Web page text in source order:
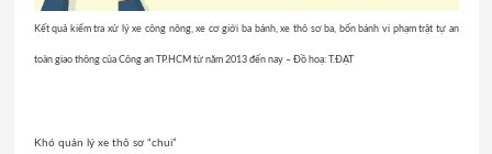
Kết quả kiểm tra xử lý xe công nông, xe cơ giới ba bánh, xe thô sơ ba, bốn bánh vi phạm trật tự an
toàn giao thông của Công an TP.HCM từ năm 2013 đến nay – Đồ hoạ: T.ĐẠT
Khó quản lý xe thô sơ “chui”